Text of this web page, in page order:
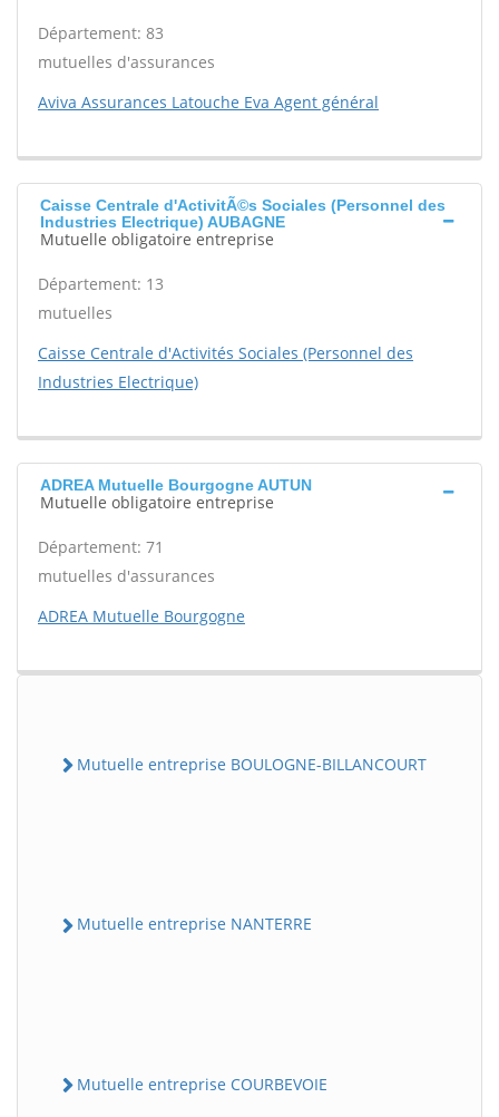
Département: 83
mutuelles d'assurances
Aviva Assurances Latouche Eva Agent général
Caisse Centrale d'ActivitÃ©s Sociales (Personnel des
Industries Electrique) AUBAGNE
Mutuelle obligatoire entreprise
Département: 13
mutuelles
Caisse Centrale d'Activités Sociales (Personnel des
Industries Electrique)
ADREA Mutuelle Bourgogne AUTUN
Mutuelle obligatoire entreprise
Département: 71
mutuelles d'assurances
ADREA Mutuelle Bourgogne
Mutuelle entreprise BOULOGNE-BILLANCOURT
Mutuelle entreprise NANTERRE
Mutuelle entreprise COURBEVOIE